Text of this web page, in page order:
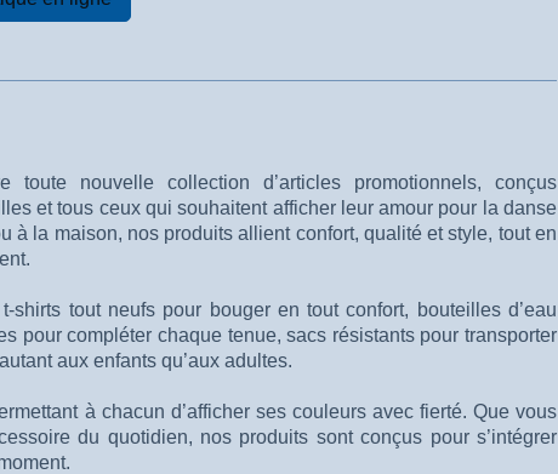
nouvelle collection d’articles promotionnels, conçus
et tous ceux qui souhaitent afficher leur amour pour la danse
à la maison, nos produits allient confort, qualité et style, tout en
tout neufs pour bouger en tout confort, bouteilles d’eau
pour compléter chaque tenue, sacs résistants pour transporter
aux enfants qu’aux adultes.
à chacun d’afficher ses couleurs avec fierté. Que vous
du quotidien, nos produits sont conçus pour s’intégrer